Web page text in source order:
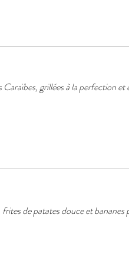
grillées à la perfection et
de patates douce et bananes